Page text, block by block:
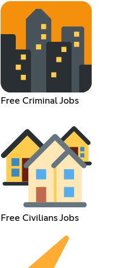
Free Criminal Jobs
Free Civilians Jobs